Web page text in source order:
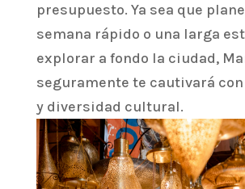
presupuesto. Ya sea que
semana rápido o una larga
explorar a fondo la ciudad,
seguramente te cautivará
y diversidad cultural.